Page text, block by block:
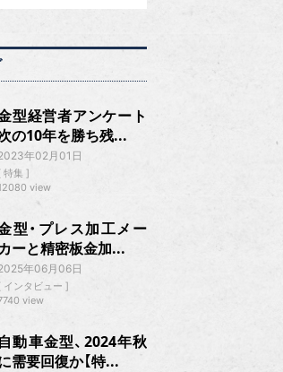
型経営者アンケート
の10年を勝ち残...
年02月01日
特集
view
型・プレス加工メー
ーと精密板金加...
年06月06日
インタビュー
view
自動車金型、2024年秋
需要回復か【特...